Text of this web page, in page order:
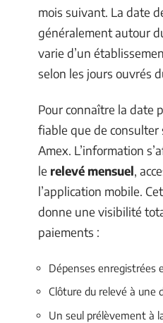
mois suivant. La date
généralement autour
varie d’un
selon les jours ouvrés
Pour connaître la date
fiable que de consulter
Amex. L’information
le relevé mensuel,
l’application mobile.
donne une visibilité
paiements :
Dépenses enregistrées
Clôture du relevé à une
Un seul prélèvement à